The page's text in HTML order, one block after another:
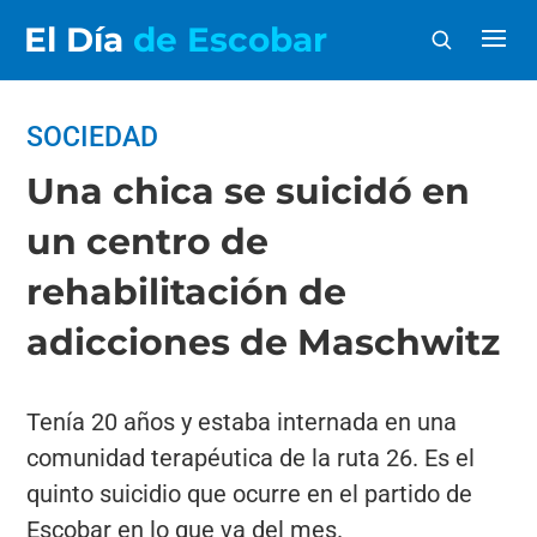
El Día de Escobar
SOCIEDAD
Una chica se suicidó en
un centro de
rehabilitación de
adicciones de Maschwitz
Tenía 20 años y estaba internada en una
comunidad terapéutica de la ruta 26. Es el
quinto suicidio que ocurre en el partido de
Escobar en lo que va del mes.